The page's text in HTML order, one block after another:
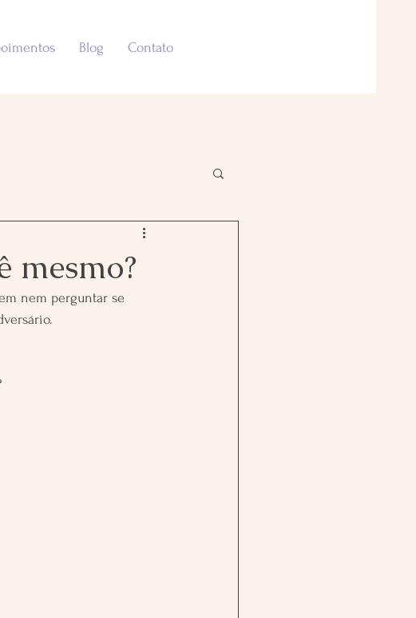
Blog Contato
mesmo?
nem perguntar se